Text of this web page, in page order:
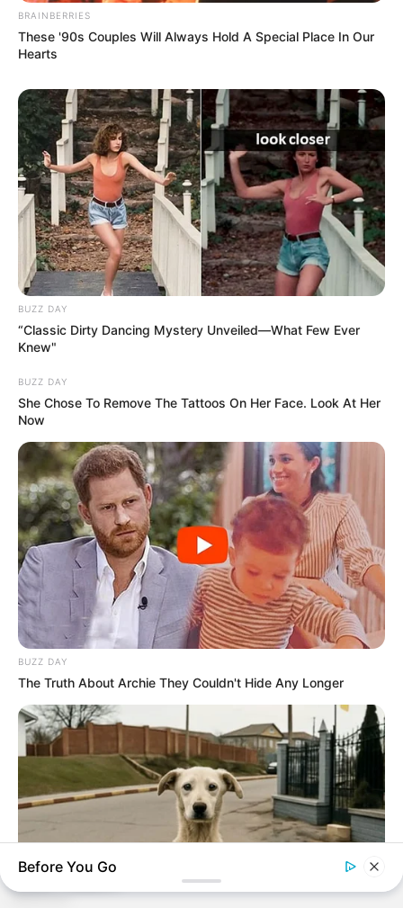
BRAINBERRIES
These '90s Couples Will Always Hold A Special Place In Our
Hearts
BUZZ DAY
“Classic Dirty Dancing Mystery Unveiled—What Few Ever
Knew"
BUZZ DAY
She Chose To Remove The Tattoos On Her Face. Look At Her
Now
BUZZ DAY
The Truth About Archie They Couldn't Hide Any Longer
Before You Go